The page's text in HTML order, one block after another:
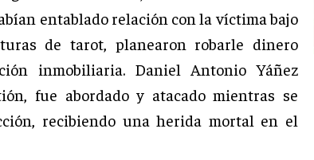
entablado relación con la víctima bajo
de tarot, planearon robarle dinero
inmobiliaria. Daniel Antonio Yáñez
fue abordado y atacado mientras se
recibiendo una herida mortal en el